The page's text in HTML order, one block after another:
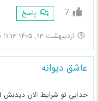
7 پاسخ
اردیبهشت ۱۳, ۱۴۰۵ ۱۱:۱۳ ب.ظ
عاشق دیوانه
خدایی تو شرایط الان